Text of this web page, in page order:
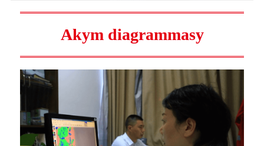
Akym diagrammasy